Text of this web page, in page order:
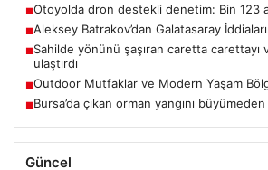
■Otoyolda dron destekli denetim: Bin 123
■Aleksey Batrakov’dan Galatasaray
■Sahilde yönünü şaşıran caretta carettayı
ulaştırdı
■Outdoor Mutfaklar ve Modern Yaşam
■Bursa’da çıkan orman yangını
Güncel